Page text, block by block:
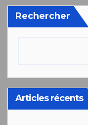
Rechercher
Articles récents
Une erreur est
formulaire. Merci de
Votre inscription a
numérique a été
d'ici quelques